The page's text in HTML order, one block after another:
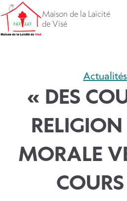
Aller
directement
vers
Maison de la Laïcité
de Visé
Actualités
« DES
RELIGION
MORALE